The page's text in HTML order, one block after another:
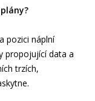
pozici náplní
propojující data a
trzích,